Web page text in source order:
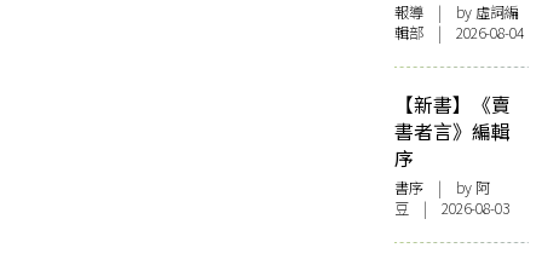
報導 | by 虛詞編
輯部 | 2026-08-04
【新書】《賣
書者言》編輯
序
書序 | by 阿
豆 | 2026-08-03